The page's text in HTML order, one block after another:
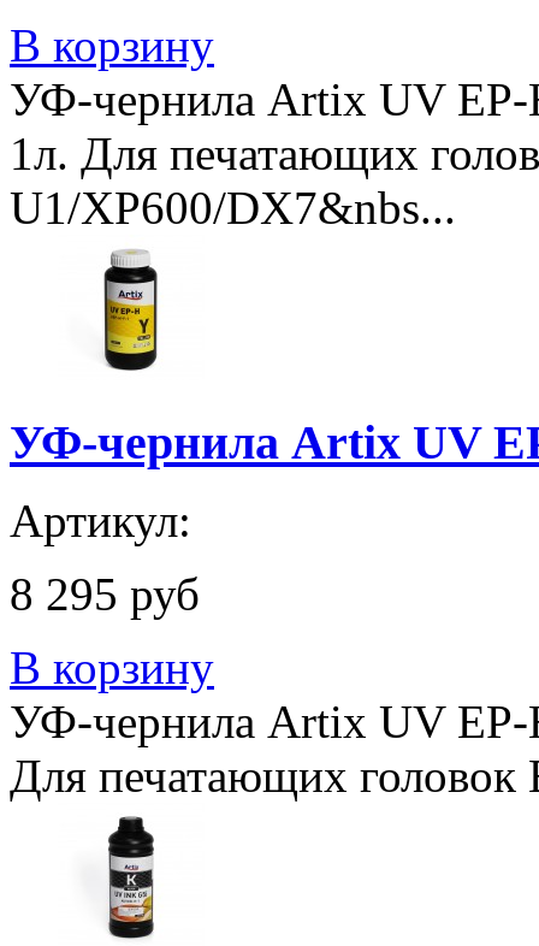
В корзину
УФ-чернила Artix UV
1л. Для печатающих
U1/XP600/DX7&nbs...
УФ-чернила Artix UV
Артикул:
8 295 руб
В корзину
УФ-чернила Artix UV
Для печатающих